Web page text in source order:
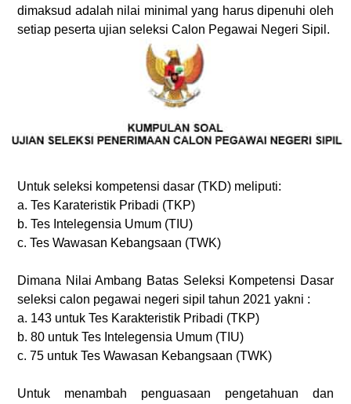
dimaksud adalah nilai minimal yang harus dipenuhi oleh
setiap peserta ujian seleksi Calon Pegawai Negeri Sipil.
Untuk seleksi kompetensi dasar (TKD) meliputi:
a. Tes Karateristik Pribadi (TKP)
b. Tes Intelegensia Umum (TIU)
c. Tes Wawasan Kebangsaan (TWK)
Dimana Nilai Ambang Batas Seleksi Kompetensi Dasar
seleksi calon pegawai negeri sipil tahun 2021 yakni :
a. 143 untuk Tes Karakteristik Pribadi (TKP)
b. 80 untuk Tes Intelegensia Umum (TIU)
c. 75 untuk Tes Wawasan Kebangsaan (TWK)
Untuk menambah penguasaan pengetahuan dan